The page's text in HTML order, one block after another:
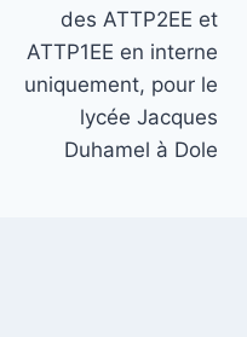
des ATTP2EE et
ATTP1EE en interne
uniquement, pour le
lycée Jacques
Duhamel à Dole